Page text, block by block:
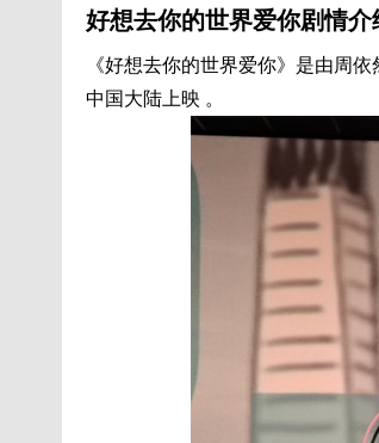
好想去你的世界爱你剧情介
《好想去你的世界爱你》是由周
中国大陆上映 。